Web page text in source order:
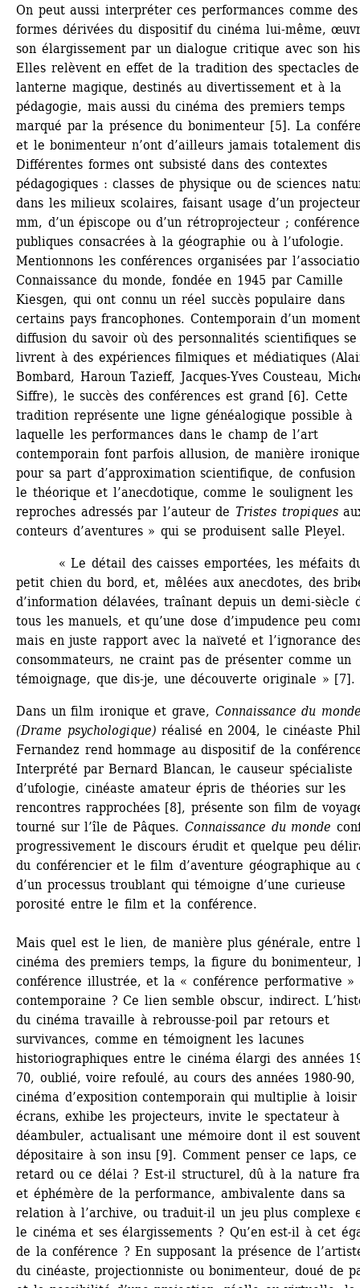
On peut aussi interpréter ces performances comme des
formes dérivées du dispositif du cinéma lui-même,
son élargissement par un dialogue critique avec son
Elles relèvent en effet de la tradition des spectacles de
lanterne magique, destinés au divertissement et à la
pédagogie, mais aussi du cinéma des premiers temps
marqué par la présence du bonimenteur [5]. La
et le bonimenteur n’ont d’ailleurs jamais totalement
Différentes formes ont subsisté dans des contextes
pédagogiques : classes de physique ou de sciences
dans les milieux scolaires, faisant usage d’un
mm, d’un épiscope ou d’un rétroprojecteur ;
publiques consacrées à la géographie ou à l’ufologie.
Mentionnons les conférences organisées par
Connaissance du monde, fondée en 1945 par Camille
Kiesgen, qui ont connu un réel succès populaire dans
certains pays francophones. Contemporain d’un
diffusion du savoir où des personnalités scientifiques se
livrent à des expériences filmiques et médiatiques
Bombard, Haroun Tazieff, Jacques-Yves Cousteau,
Siffre), le succès des conférences est grand [6]. Cette
tradition représente une ligne généalogique possible à
laquelle les performances dans le champ de l’art
contemporain font parfois allusion, de manière
pour sa part d’approximation scientifique, de confusion
le théorique et l’anecdotique, comme le soulignent les
reproches adressés par l’auteur de Tristes tropiques
conteurs d’aventures » qui se produisent salle Pleyel.
« Le détail des caisses emportées, les méfaits
petit chien du bord, et, mêlées aux anecdotes, des
d’information délavées, traînant depuis un demi-siècle
tous les manuels, et qu’une dose d’impudence peu
mais en juste rapport avec la naïveté et l’ignorance
consommateurs, ne craint pas de présenter comme un
témoignage, que dis-je, une découverte originale » [7].
Dans un film ironique et grave, Connaissance du
(Drame psychologique) réalisé en 2004, le cinéaste
Fernandez rend hommage au dispositif de la
Interprété par Bernard Blancan, le causeur spécialiste
d’ufologie, cinéaste amateur épris de théories sur les
rencontres rapprochées [8], présente son film de
tourné sur l’île de Pâques. Connaissance du monde
progressivement le discours érudit et quelque peu
du conférencier et le film d’aventure géographique au
d’un processus troublant qui témoigne d’une curieuse
porosité entre le film et la conférence.
Mais quel est le lien, de manière plus générale, entre
cinéma des premiers temps, la figure du bonimenteur,
conférence illustrée, et la « conférence performative »
contemporaine ? Ce lien semble obscur, indirect.
du cinéma travaille à rebrousse-poil par retours et
survivances, comme en témoignent les lacunes
historiographiques entre le cinéma élargi des années
70, oublié, voire refoulé, au cours des années 1980-
cinéma d’exposition contemporain qui multiplie à loisir
écrans, exhibe les projecteurs, invite le spectateur à
déambuler, actualisant une mémoire dont il est
dépositaire à son insu [9]. Comment penser ce laps, ce
retard ou ce délai ? Est-il structurel, dû à la nature
et éphémère de la performance, ambivalente dans sa
relation à l’archive, ou traduit-il un jeu plus complexe
le cinéma et ses élargissements ? Qu’en est-il à cet
de la conférence ? En supposant la présence de
du cinéaste, projectionniste ou bonimenteur, doué de